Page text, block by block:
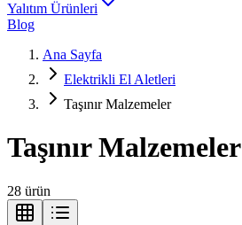
Yalıtım Ürünleri
Blog
Ana Sayfa
Elektrikli El Aletleri
Taşınır Malzemeler
Taşınır Malzemeler
28 ürün